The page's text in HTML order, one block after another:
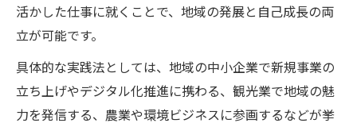
活かした仕事に就くことで、地域の発展と自己成長の両
立が可能です。
具体的な実践法としては、地域の中小企業で新規事業の
立ち上げやデジタル化推進に携わる、観光業で地域の魅
力を発信する、農業や環境ビジネスに参画するなどが挙